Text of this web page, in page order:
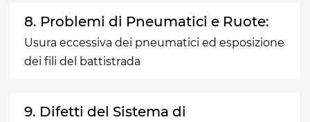
8. Problemi di Pneumatici e Ruote:
Usura eccessiva dei pneumatici ed esposizione
dei fili del battistrada
9. Difetti del Sistema di